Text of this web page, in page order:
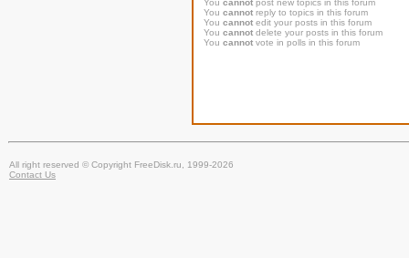
You cannot post new topics in this forum
You cannot reply to topics in this forum
You cannot edit your posts in this forum
You cannot delete your posts in this forum
You cannot vote in polls in this forum
All right reserved © Copyright FreeDisk.ru, 1999-2026
Contact Us